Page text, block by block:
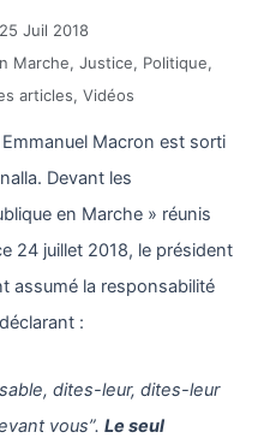
25 Juil 2018
Marche, Justice, Politique,
articles, Vidéos
Macron est sorti
Devant les
en Marche » réunis
24 juillet 2018, le président
assumé la responsabilité
:
dites-leur, dites-leur
vous”. Le seul